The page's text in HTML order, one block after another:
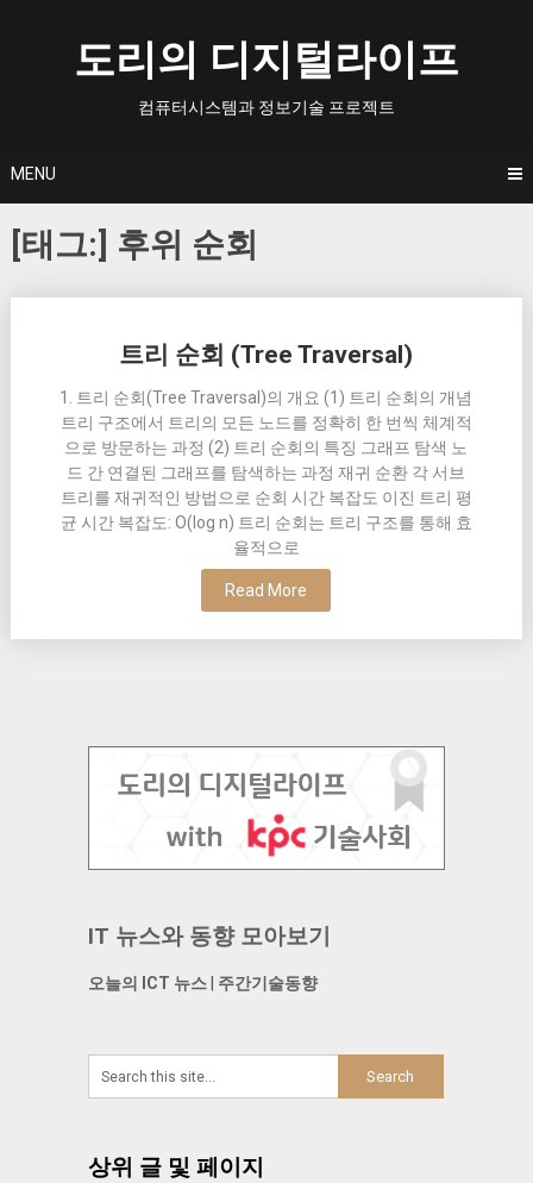
도리의 디지털라이프
컴퓨터시스템과 정보기술 프로젝트
MENU
[태그:] 후위 순회
트리 순회 (Tree Traversal)
1. 트리 순회(Tree Traversal)의 개요 (1) 트리 순회의 개념
트리 구조에서 트리의 모든 노드를 정확히 한 번씩 체계적
으로 방문하는 과정 (2) 트리 순회의 특징 그래프 탐색 노
드 간 연결된 그래프를 탐색하는 과정 재귀 순환 각 서브
트리를 재귀적인 방법으로 순회 시간 복잡도 이진 트리 평
균 시간 복잡도: O(log n) 트리 순회는 트리 구조를 통해 효
율적으로
Read More
navigation
IT 뉴스와 동향 모아보기
오늘의 ICT 뉴스| 주간기술동향
상위 글 및 페이지